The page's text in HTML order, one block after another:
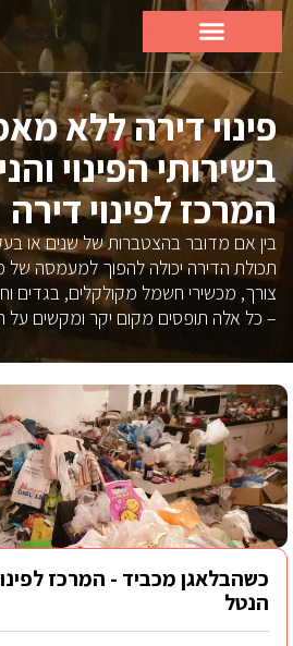
פינוי דירה ללא
בשירותי הפינוי
המרכז לפינוי דירה
בין אם מדובר בהצטברות של שנים או
תכולת הדירה יכולה להפוך למעמסה של
צורך, מכשירי חשמל מקולקלים, בגדים
– כל אלה תופסים מקום יקר ומקשים על
כשהבלאגן מכביד - המרכז
הנטל